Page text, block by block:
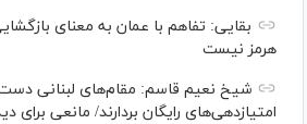
بقایی: تفاهم با عمان به معنای
هرمز نیست
شیخ نعیم قاسم: مقام‌های لبنانی دست
امتیازدهی‌های رایگان بردارند/ مانعی برای